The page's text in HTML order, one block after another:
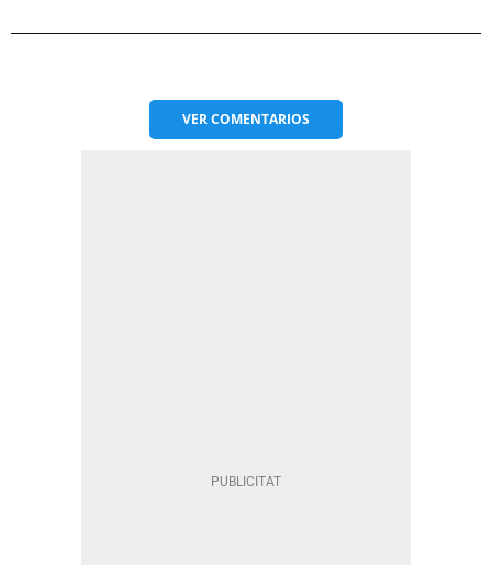
VERCOMENTARIOS